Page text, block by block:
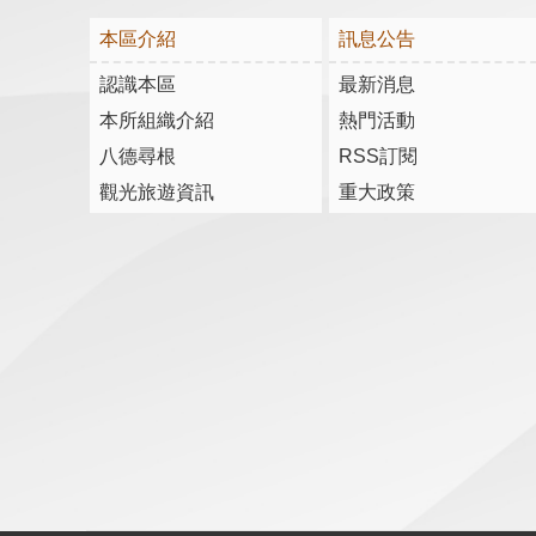
本區介紹
認識本區
本所組織介紹
八德尋根
觀光旅遊資訊
訊息公告
最新消息
熱門活動
RSS訂閱
重大政策